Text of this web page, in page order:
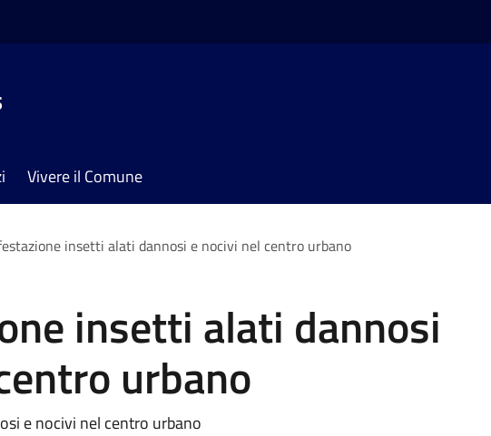
Vivere il Comune
insetti alati dannosi e nocivi nel centro urbano
insetti alati dannosi
urbano
e nocivi nel centro urbano